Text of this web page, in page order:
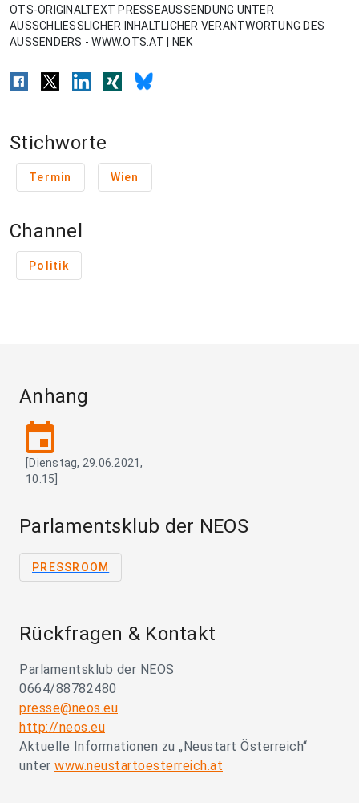
OTS-ORIGINALTEXT PRESSEAUSSENDUNG UNTER
AUSSCHLIESSLICHER INHALTLICHER VERANTWORTUNG DES
AUSSENDERS - WWW.OTS.AT | NEK
Stichworte
Termin Wien
Channel
Politik
Anhang
event
[Dienstag, 29.06.2021,
10:15]
Parlamentsklub der NEOS
PRESSROOM
Rückfragen & Kontakt
Parlamentsklub der NEOS
0664/88782480
presse@neos.eu
http://neos.eu
Aktuelle Informationen zu „Neustart Österreich“
unter www.neustartoesterreich.at